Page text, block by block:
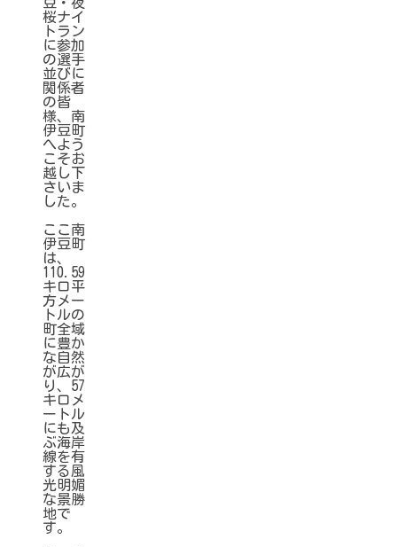
桜ナイ
トラン
に参加
の選手
並びに
関係者
の皆
様、南
伊豆町
へよう
こそお
越し下
さいま
した。
ここ南
伊豆町
は、
110.59
キロ平
方メー
トルの
町全域
に豊か
な自然
が広が
り、57
キロメ
ートル
にも及
ぶ海岸
線を有
する風
光明媚
な景勝
地で
す。